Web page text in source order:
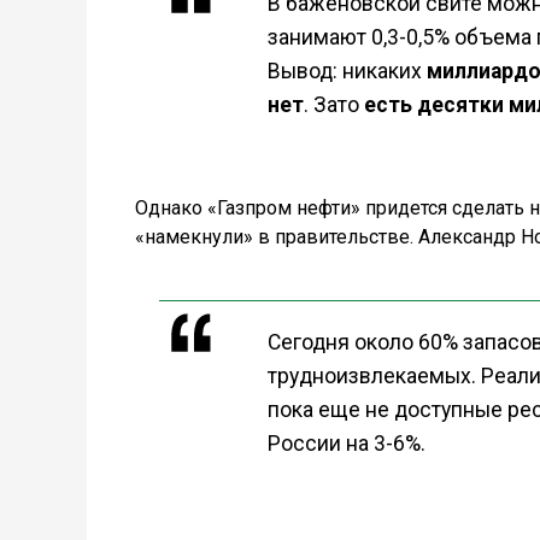
занимают 0,3-0,5%
Вывод: никаких
нет. Зато есть десятки
Однако «Газпром нефти» придется сделать
«намекнули» в правительстве. Александр
Сегодня около 60%
трудноизвлекаемых.
пока еще не доступные
России на 3-6%.